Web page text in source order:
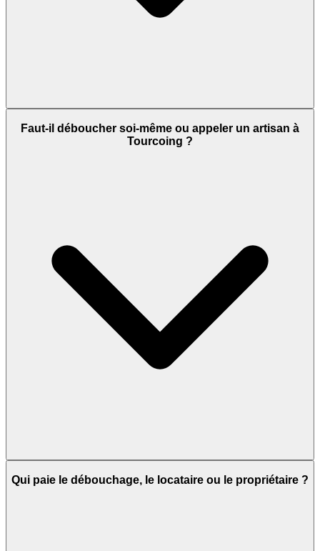
Faut-il déboucher soi-même ou appeler un artisan à
Tourcoing ?
Qui paie le débouchage, le locataire ou le propriétaire ?